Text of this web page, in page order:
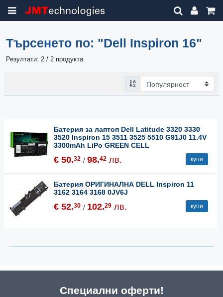
Търсенето по: "Dell Inspiron 16"
Резултати: 2 / 2 продукта
Батерия за лаптоп Dell Latitude 3320 3330
3520 Inspiron 15 3511 3525 5510 G91J0 11.4V
3300mAh LiPo GREEN CELL
€ 50.32 / 98.42 лв. купи
Батерия ОРИГИНАЛНА DELL Inspiron 11
3162 3164 3168 0JV6J
€ 52.30 / 102.29 лв. купи
Специални оферти!